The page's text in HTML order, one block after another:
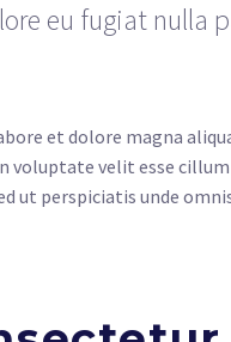
eu fugiat nulla
et dolore magna
voluptate velit esse
ut perspiciatis unde